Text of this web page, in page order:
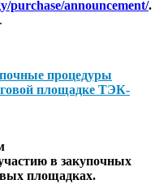
purchase/announcement/.
процедуры
площадке ТЭК-
в закупочных
площадках.